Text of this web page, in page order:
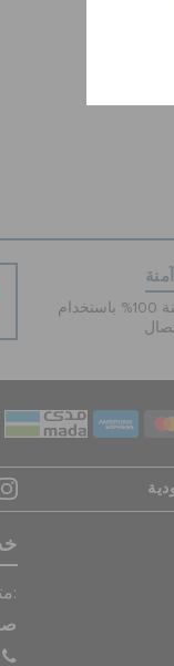
عمليات دفع آمنة 100% باستخدام
متوفرون طوال أيام الأسبوع من:
9